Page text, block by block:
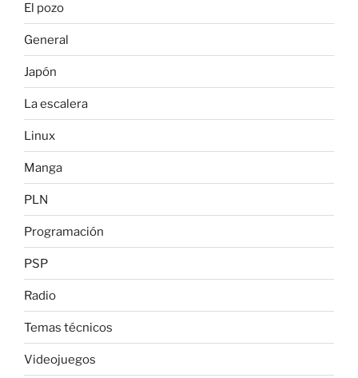
El pozo
General
Japón
La escalera
Linux
Manga
PLN
Programación
PSP
Radio
Temas técnicos
Videojuegos